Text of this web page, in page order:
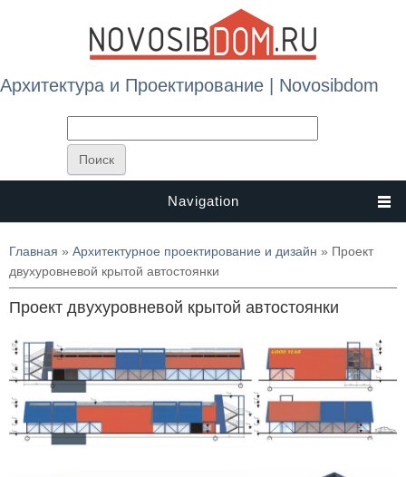
Архитектура и Проектирование | Novosibdom
Navigation
Вы здесь
Главная » Архитектурное проектирование и дизайн » Проект
двухуровневой крытой автостоянки
Проект двухуровневой крытой автостоянки